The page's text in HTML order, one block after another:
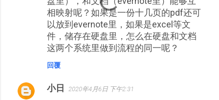
相映射呢？如果是一份十几页的pdf还可
以放到evernote里，如果是excel等文
件，储存在硬盘里，怎么在硬盘和文档
这两个系统里做到流程的同一呢？
回覆
小日 2020年4月6日 下午2:31